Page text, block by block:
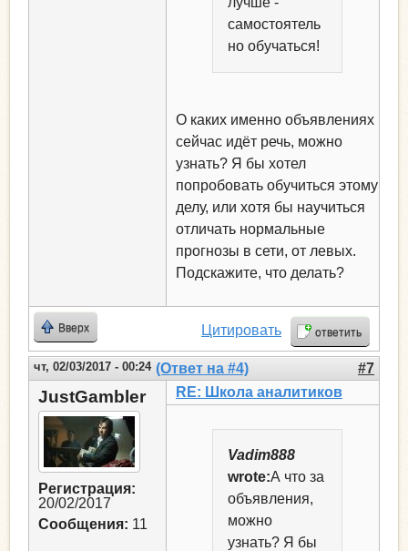
самостоятель
но обучаться!
О каких именно объявлениях
сейчас идёт речь, можно
узнать? Я бы хотел
попробовать обучиться этому
делу, или хотя бы научиться
отличать нормальные
прогнозы в сети, от левых.
Подскажите, что делать?
Вверх Цитировать ответить
чт, 02/03/2017 - 00:24 (Ответ на #4) #7
JustGambler
Регистрация:
20/02/2017
Сообщения: 11
RE: Школа аналитиков
Vadim888
wrote:А что за
объявления,
можно
узнать? Я бы